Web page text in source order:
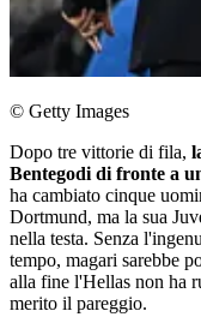
© Getty Images
Dopo tre vittorie di fila,
Bentegodi di fronte a
ha cambiato cinque
Dortmund, ma la sua
nella testa. Senza
tempo, magari sarebbe
alla fine l'Hellas non ha
merito il pareggio.